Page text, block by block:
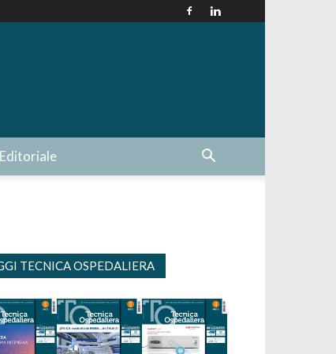
Editoriale
TECNICA OSPEDALIERA